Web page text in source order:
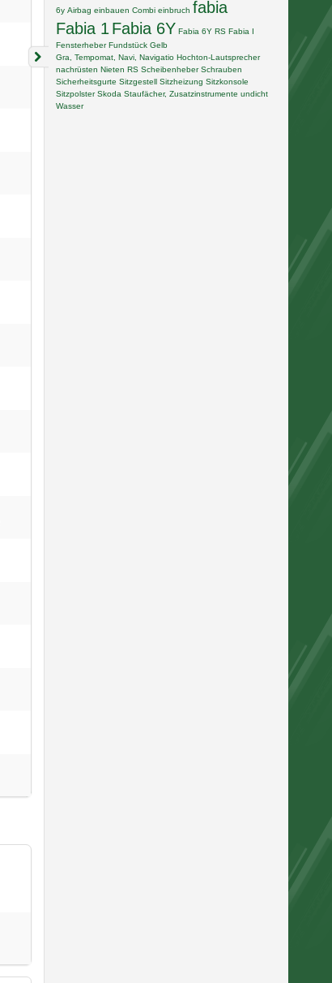
6y Airbag einbauen Combi einbruch fabia
Fabia 1 Fabia 6Y Fabia 6Y RS Fabia I
Fensterheber Fundstück Gelb
Gra, Tempomat, Navi, Navigatio Hochton-Lautsprecher
nachrüsten Nieten RS Scheibenheber Schrauben
Sicherheitsgurte Sitzgestell Sitzheizung Sitzkonsole
Sitzpolster Skoda Staufächer, Zusatzinstrumente undicht
Wasser